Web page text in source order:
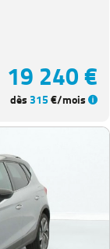
19 240 €
dès315€/mois